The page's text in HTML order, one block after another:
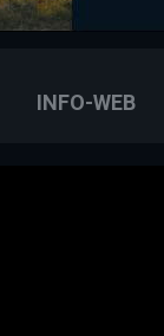
JOINDRE
INFO-WEB